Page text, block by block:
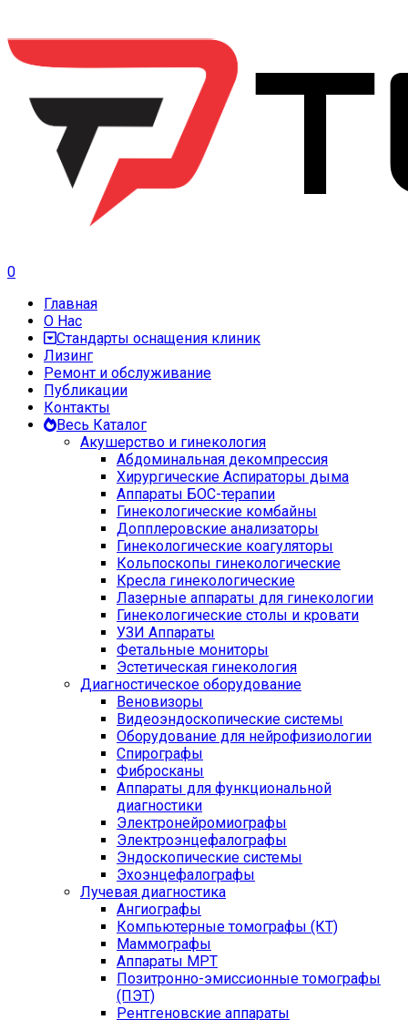
0
Главная
О Нас
Стандарты оснащения клиник
Лизинг
Ремонт и обслуживание
Публикации
Контакты
Весь Каталог
Акушерство и гинекология
Абдоминальная декомпрессия
Хирургические Аспираторы дыма
Аппараты БОС-терапии
Гинекологические комбайны
Допплеровские анализаторы
Гинекологические коагуляторы
Кольпоскопы гинекологические
Кресла гинекологические
Лазерные аппараты для гинекологии
Гинекологические столы и кровати
УЗИ Аппараты
Фетальные мониторы
Эстетическая гинекология
Диагностическое оборудование
Веновизоры
Видеоэндоскопические системы
Оборудование для нейрофизиологии
Спирографы
Фибросканы
Аппараты для функциональной
диагностики
Электронейромиографы
Электроэнцефалографы
Эндоскопические системы
Эхоэнцефалографы
Лучевая диагностика
Ангиографы
Компьютерные томографы (КТ)
Маммографы
Аппараты МРТ
Позитронно-эмиссионные томографы
(ПЭТ)
Рентгеновские аппараты